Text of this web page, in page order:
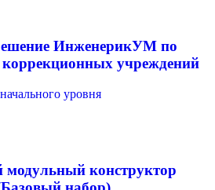
ИнженерикУМ по
коррекционных учреждений
уровня
конструктор